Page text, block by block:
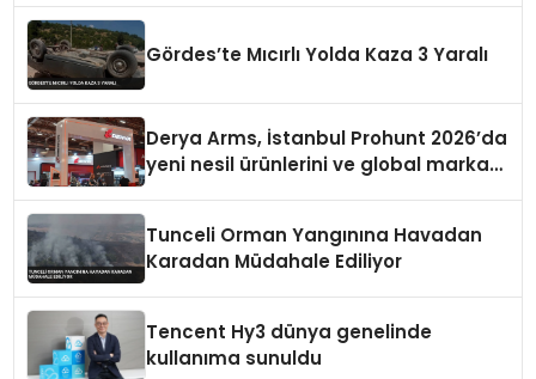
Gördes’te Mıcırlı Yolda Kaza 3 Yaralı
Derya Arms, İstanbul Prohunt 2026’da
yeni nesil ürünlerini ve global marka
Tunceli Orman Yangınına Havadan
Karadan Müdahale Ediliyor
Tencent Hy3 dünya genelinde
kullanıma sunuldu